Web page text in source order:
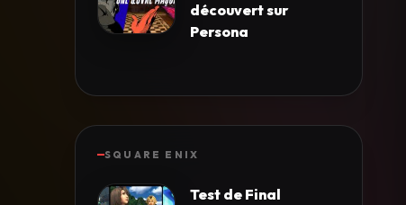
découvert sur
Persona
SQUARE ENIX
Test de Final